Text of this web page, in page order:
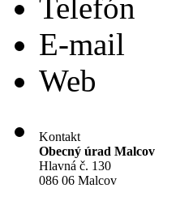
Telefón
E-mail
Web
Kontakt
Obecný úrad Malcov
Hlavná č. 130
086 06 Malcov